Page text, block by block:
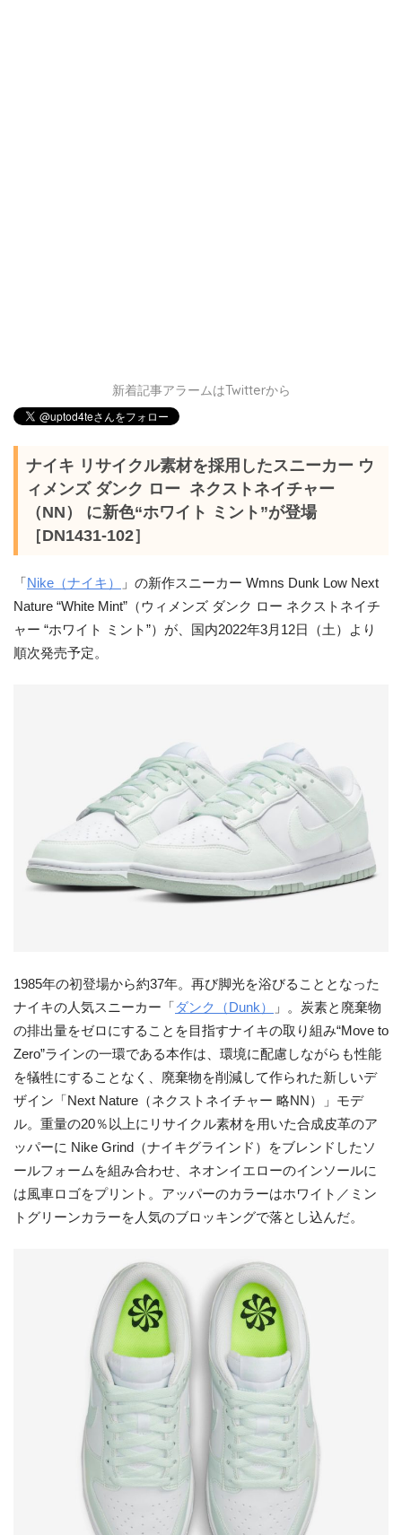
新着記事アラームはTwitterから
ナイキ リサイクル素材を採用したスニーカー ウ
ィメンズ ダンク ロー ネクストネイチャー
（NN） に新色“ホワイト ミント”が登場
［DN1431-102］
「 Nike（ナイキ）
」の新作スニーカー Wmns Dunk Low Next
Nature “White Mint”（ウィメンズ ダンク ロー ネクストネイチ
ャー “ホワイト ミント”）が、国内2022年3月12日（土）より
順次発売予定。
1985年の初登場から約37年。再び脚光を浴びることとなった
ナイキの人気スニーカー「ダンク（Dunk）
」。炭素と廃棄物
の排出量をゼロにすることを目指すナイキの取り組み“Move to
Zero”ラインの一環である本作は、環境に配慮しながらも性能
を犠牲にすることなく、廃棄物を削減して作られた新しいデ
ザイン「Next Nature（ネクストネイチャー 略NN）」モデ
ル。重量の20％以上にリサイクル素材を用いた合成皮革のア
ッパーに Nike Grind（ナイキグラインド）をブレンドしたソ
ールフォームを組み合わせ、ネオンイエローのインソールに
は風車ロゴをプリント。アッパーのカラーはホワイト／ミン
トグリーンカラーを人気のブロッキングで落とし込んだ。